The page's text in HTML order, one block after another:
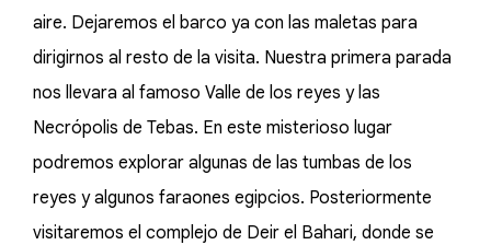
aire. Dejaremos el barco ya con las maletas para
dirigirnos al resto de la visita. Nuestra primera parada
nos llevara al famoso Valle de los reyes y las
Necrópolis de Tebas. En este misterioso lugar
podremos explorar algunas de las tumbas de los
reyes y algunos faraones egipcios. Posteriormente
visitaremos el complejo de Deir el Bahari, donde se